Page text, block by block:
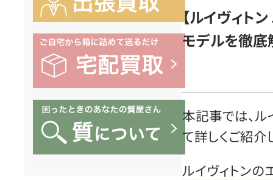
【ルイヴィト
モデルを徹底
本記事では、
て詳しくご紹介
ルイヴィトンの